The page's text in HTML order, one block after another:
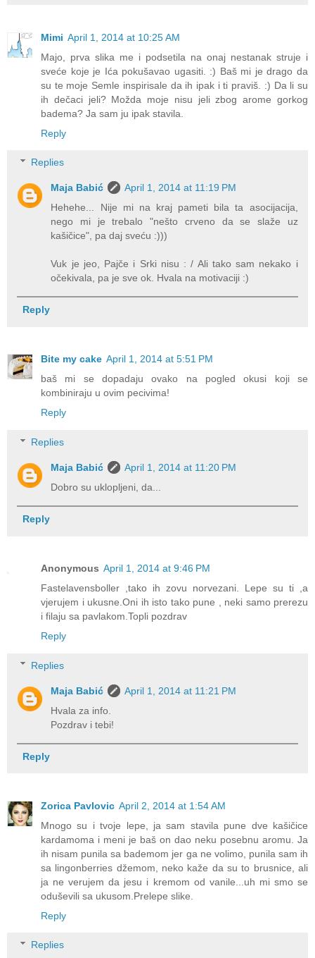
Mimi April 1, 2014 at 10:25 AM
Majo, prva slika me i podsetila na onaj nestanak struje i
sveće koje je Ića pokušavao ugasiti. :) Baš mi je drago da
su te moje Semle inspirisale da ih ipak i ti praviš. :) Da li su
ih dečaci jeli? Možda moje nisu jeli zbog arome gorkog
badema? Ja sam ju ipak stavila.
Reply
Replies
Maja Babić
April 1, 2014 at 11:19 PM
Hehehe... Nije mi na kraj pameti bila ta asocijacija,
nego mi je trebalo "nešto crveno da se slaže uz
kašičice", pa daj sveću :)))
Vuk je jeo, Pajče i Srki nisu : / Ali tako sam nekako i
očekivala, pa je sve ok. Hvala na motivaciji :)
Reply
Bite my cake April 1, 2014 at 5:51 PM
baš mi se dopadaju ovako na pogled okusi koji se
kombiniraju u ovim pecivima!
Reply
Replies
Maja Babić
April 1, 2014 at 11:20 PM
Dobro su uklopljeni, da...
Reply
Anonymous April 1, 2014 at 9:46 PM
Fastelavensboller ,tako ih zovu norvezani. Lepe su ti ,a
vjerujem i ukusne.Oni ih isto tako pune , neki samo prerezu
i filaju sa pavlakom.Topli pozdrav
Reply
Replies
Maja Babić
April 1, 2014 at 11:21 PM
Hvala za info.
Pozdrav i tebi!
Reply
Zorica Pavlovic April 2, 2014 at 1:54 AM
Mnogo su i tvoje lepe, ja sam stavila pune dve kašičice
kardamoma i meni je baš on dao neku posebnu aromu. Ja
ih nisam punila sa bademom jer ga ne volimo, punila sam ih
sa lingonberries džemom, neko kaže da su to brusnice, ali
ja ne verujem da jesu i kremom od vanile...uh mi smo se
oduševili sa ukusom.Prelepe slike.
Reply
Replies